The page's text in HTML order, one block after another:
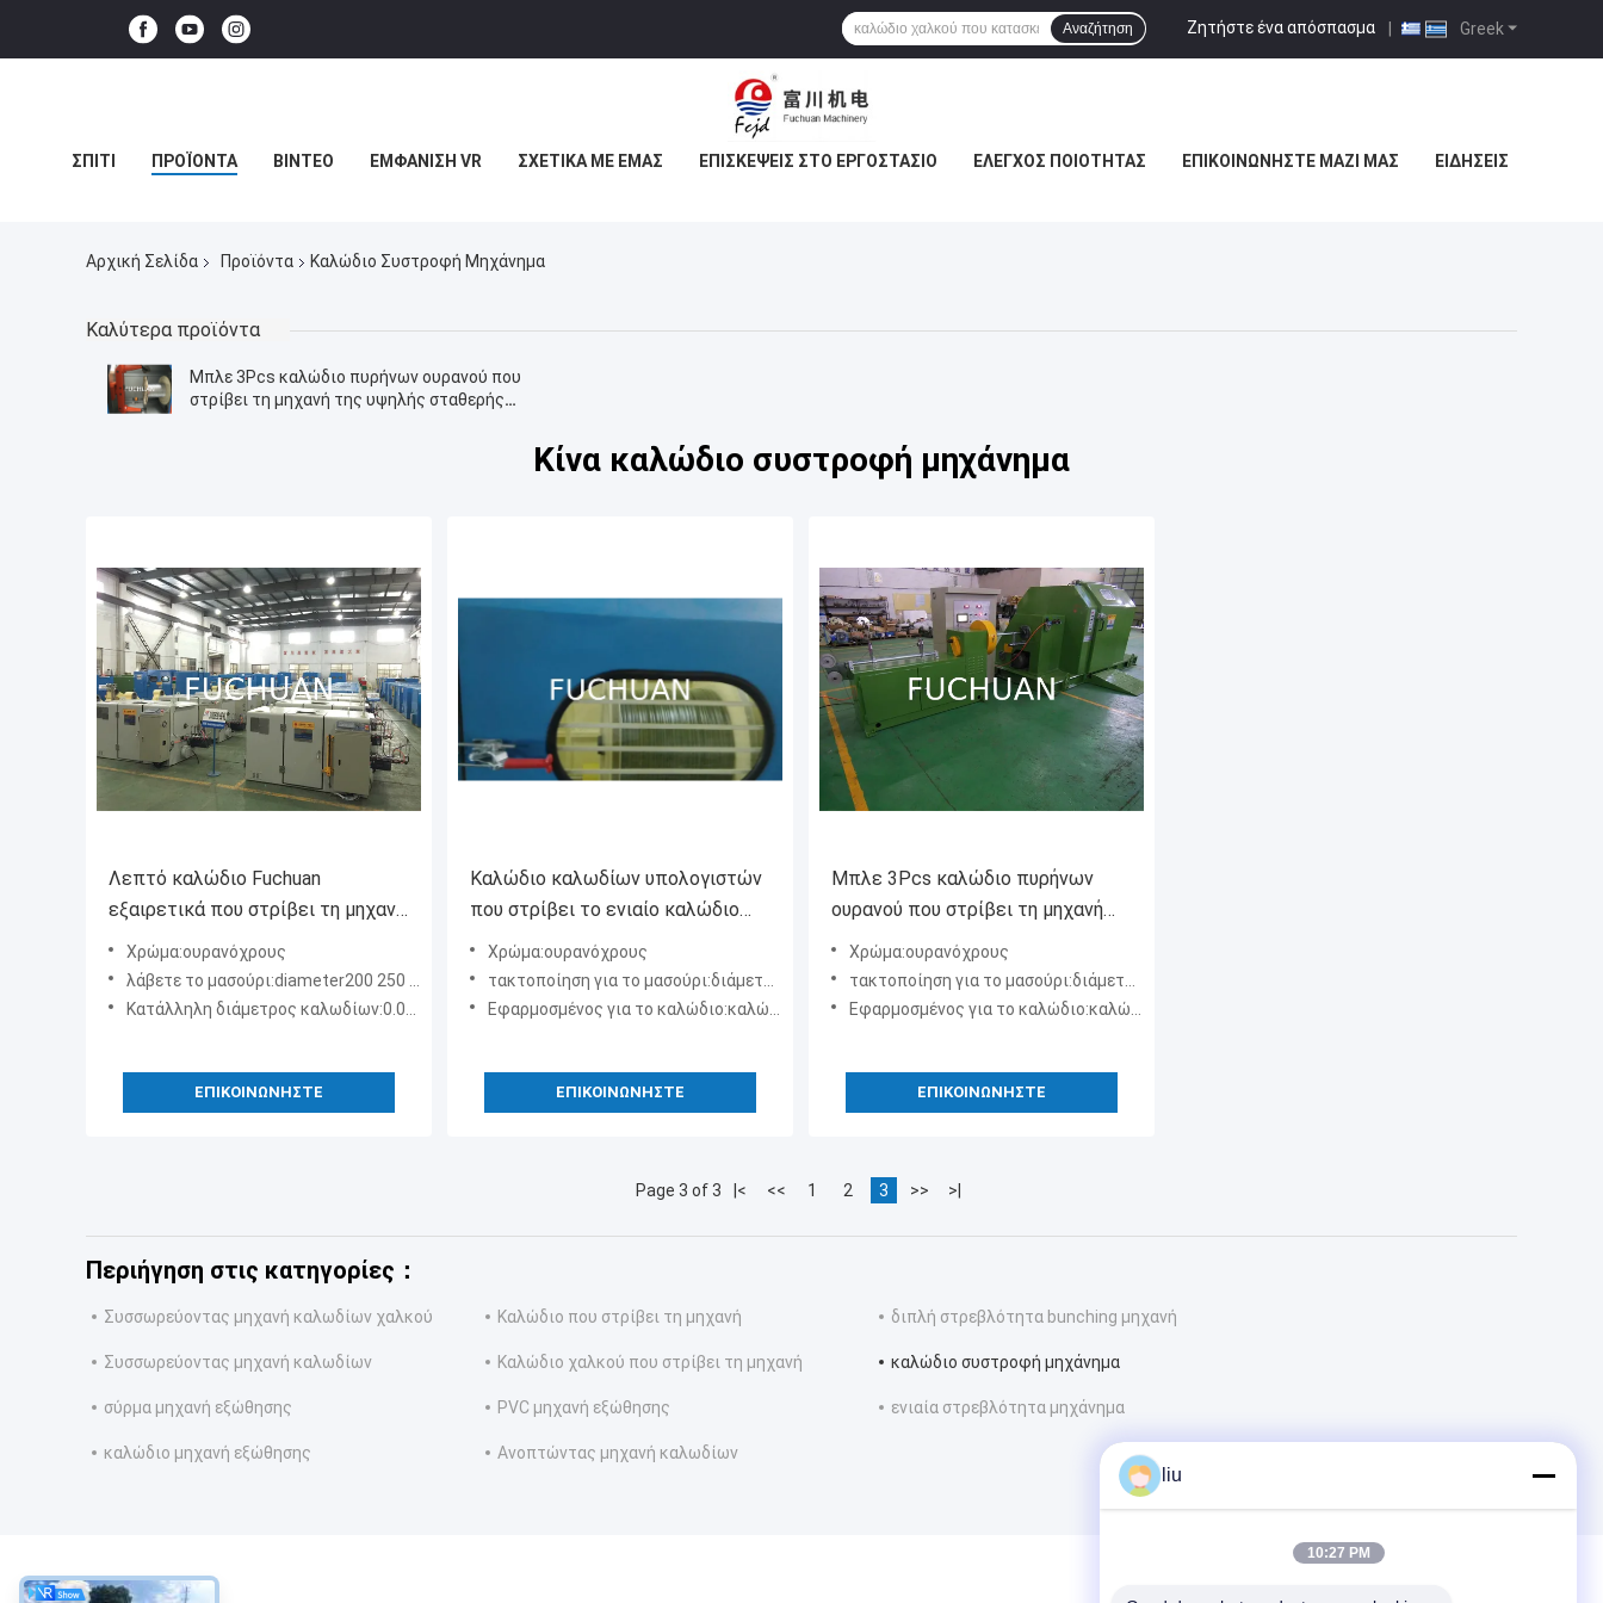
Greek
Ζητήστε ένα απόσπασμα |
Αναζήτηση
ΣΠΊΤΙ ΠΡΟΪΌΝΤΑ ΒΊΝΤΕΟ ΕΜΦΆΝΙΣΗ VR ΣΧΕΤΙΚΆ ΜΕ ΕΜΆΣ ΕΠΙΣΚΈΨΕΙΣ ΣΤΟ ΕΡΓΟΣΤΆΣΙΟ ΈΛΕΓΧΟΣ ΠΟΙΌΤΗΤΑΣ ΕΠΙΚΟΙΝΩΝΉΣΤΕ ΜΑΖΊ ΜΑΣ ΕΙΔΉΣΕΙΣ
Αρχική Σελίδα Προϊόντα Καλώδιο Συστροφή Μηχάνημα
Καλύτερα προϊόντα
Μπλε 3Pcs καλώδιο πυρήνων ουρανού που
στρίβει τη μηχανή της υψηλής σταθερής
Κίνα καλώδιο συστροφή μηχάνημα
Λεπτό καλώδιο Fuchuan
εξαιρετικά που στρίβει τη μηχανή
μηχανή πλεξίματος καλωδίων
0.03mm - 0.32mm
Χρώμα:ουρανόχρους
λάβετε το μασούρι:diameter200 250 300 400mm
Κατάλληλη διάμετρος καλωδίων:0.03mm0.32mm
ΕΠΙΚΟΙΝΩΝΉΣΤΕ
Καλώδιο καλωδίων υπολογιστών
που στρίβει το ενιαίο καλώδιο
συστροφής μηχανών που βάζει
την ανώτατη ταχύτητα 800Rpm
Χρώμα:ουρανόχρους
τακτοποίηση για το μασούρι:διάμετρος 630mm
Εφαρμοσμένος για το καλώδιο:καλώδιο πυρήνων
ΕΠΙΚΟΙΝΩΝΉΣΤΕ
Μπλε 3Pcs καλώδιο πυρήνων
ουρανού που στρίβει τη μηχανή
της υψηλής σταθερής
περιστροφής 700Rpm
Χρώμα:ουρανόχρους
τακτοποίηση για το μασούρι:διάμετρος 800mm
Εφαρμοσμένος για το καλώδιο:καλώδιο πυρήνων
ΕΠΙΚΟΙΝΩΝΉΣΤΕ
Page 3 of 3 |< << 1 2 3 >> >|
Περιήγηση στις κατηγορίες：
Συσσωρεύοντας μηχανή καλωδίων χαλκού Καλώδιο που στρίβει τη μηχανή διπλή στρεβλότητα bunching μηχανή
Συσσωρεύοντας μηχανή καλωδίων Καλώδιο χαλκού που στρίβει τη μηχανή καλώδιο συστροφή μηχάνημα
σύρμα μηχανή εξώθησης PVC μηχανή εξώθησης ενιαία στρεβλότητα μηχάνημα
καλώδιο μηχανή εξώθησης Ανοπτώντας μηχανή καλωδίων
liu
10:27 PM